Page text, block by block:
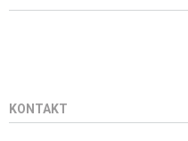
KONTAKT